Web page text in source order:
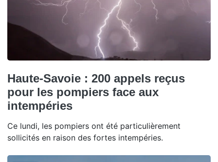
Haute-Savoie : 200 appels reçus
pour les pompiers face aux
intempéries
Ce lundi, les pompiers ont été particulièrement
sollicités en raison des fortes intempéries.